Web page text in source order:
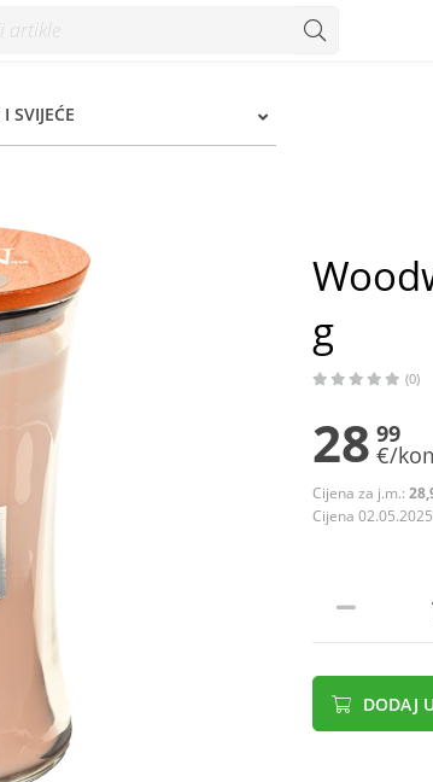
SVIJEĆE
g
(0)
28 99
€/
Cijena za j.m.:
Cijena
DODAJ